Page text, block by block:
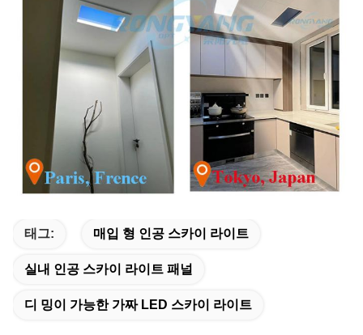
태그: 매입 형 인공 스카이 라이트
실내 인공 스카이 라이트 패널
디 밍이 가능한 가짜 LED 스카이 라이트